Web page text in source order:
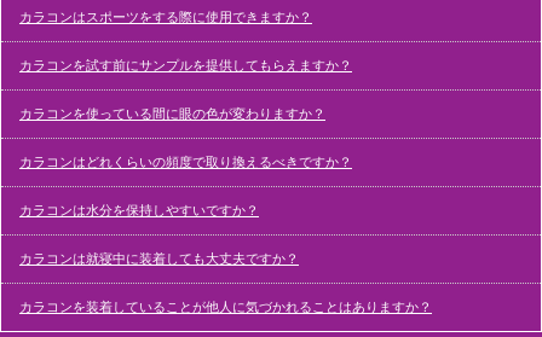
カラコンはスポーツをする際に使用できますか？
カラコンを試す前にサンプルを提供してもらえますか？
カラコンを使っている間に眼の色が変わりますか？
カラコンはどれくらいの頻度で取り換えるべきですか？
カラコンは水分を保持しやすいですか？
カラコンは就寝中に装着しても大丈夫ですか？
カラコンを装着していることが他人に気づかれることはありますか？